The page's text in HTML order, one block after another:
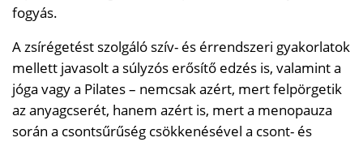
fogyás.
A zsírégetést szolgáló szív- és érrendszeri gyakorlatok
mellett javasolt a súlyzós erősítő edzés is, valamint a
jóga vagy a Pilates – nemcsak azért, mert felpörgetik
az anyagcserét, hanem azért is, mert a menopauza
során a csontsűrűség csökkenésével a csont- és